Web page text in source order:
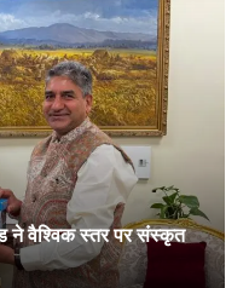
ने वैश्विक स्तर पर संस्कृत